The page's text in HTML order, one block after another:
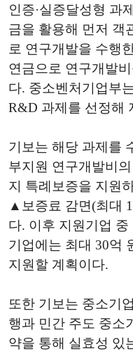
인증·실증달성형 과
금을 활용해 먼저 객
로 연구개발을 수행
연금으로 연구개발
다. 중소벤처기업부
R&D 과제를 선정해
기보는 해당 과제를
부지원 연구개발비
지 특례보증을 지원
▲보증료 감면(최대
다. 이후 지원기업 중
기업에는 최대 30억
지원할 계획이다.
또한 기보는 중소기
행과 민간 주도 중소
약을 통해 실효성 있